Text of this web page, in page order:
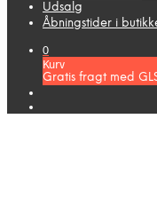
Udsalg
Åbningstider i
0
Kurv
Gratis fragt med